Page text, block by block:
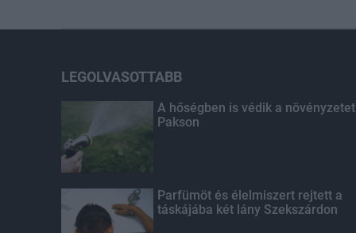
LEGOLVASOTTABB
A hőségben is védik a növényzetet
Pakson
Parfümöt és élelmiszert rejtett a
táskájába két lány Szekszárdon